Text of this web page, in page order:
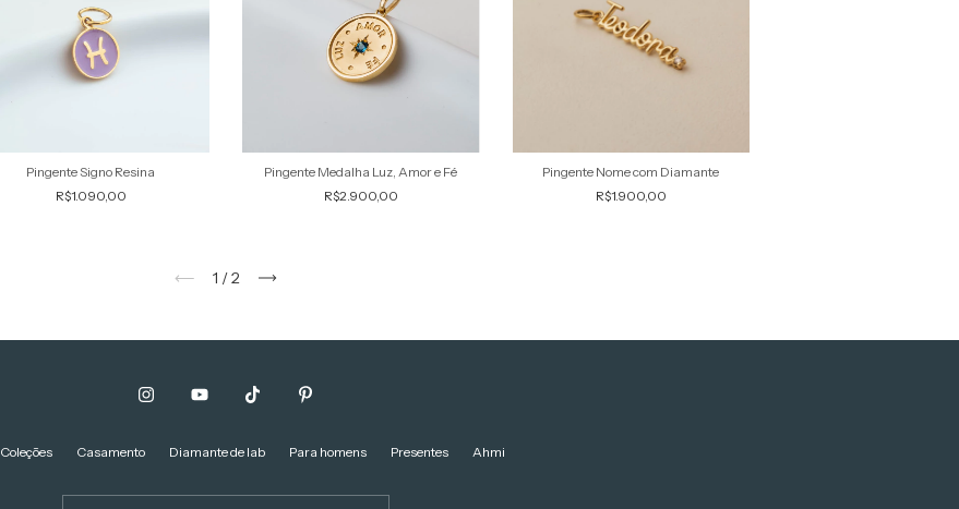
Pingente Signo Resina
R$1.090,00
Pingente Medalha Luz, Amor e Fé
R$2.900,00
Pingente Nome com Diamante
R$1.900,00
1 /2
Coleções Casamento Diamante de lab Para homens Presentes Ahmi